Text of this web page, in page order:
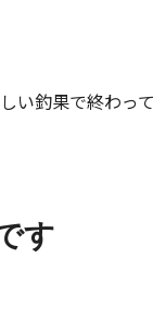
い釣果で終わっ
す